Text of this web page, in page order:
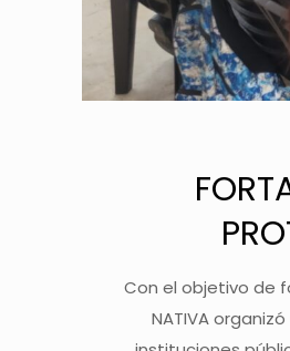
Con el objetivo de
NATIVA